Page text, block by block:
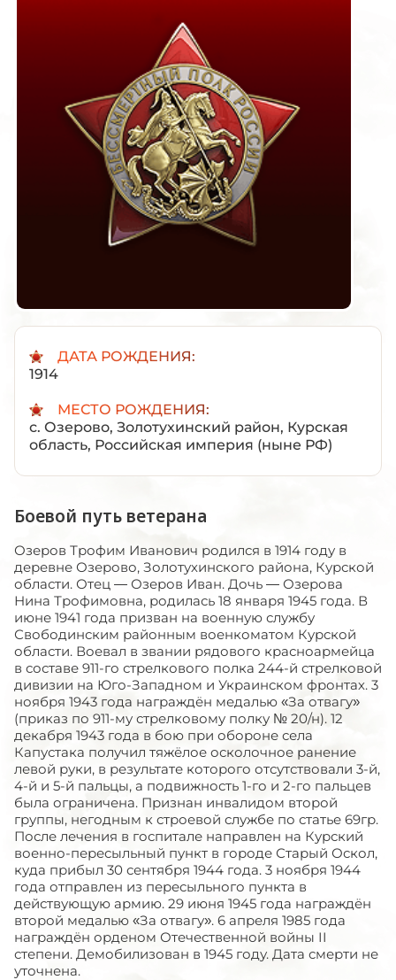
ДАТА РОЖДЕНИЯ:
1914
МЕСТО РОЖДЕНИЯ:
с. Озерово, Золотухинский район, Курская
область, Российская империя (ныне РФ)
Боевой путь ветерана
Озеров Трофим Иванович родился в 1914 году в
деревне Озерово, Золотухинского района, Курской
области. Отец — Озеров Иван. Дочь — Озерова
Нина Трофимовна, родилась 18 января 1945 года. В
июне 1941 года призван на военную службу
Свободинским районным военкоматом Курской
области. Воевал в звании рядового красноармейца
в составе 911-го стрелкового полка 244-й стрелковой
дивизии на Юго-Западном и Украинском фронтах. 3
ноября 1943 года награждён медалью «За отвагу»
(приказ по 911-му стрелковому полку № 20/н). 12
декабря 1943 года в бою при обороне села
Капустака получил тяжёлое осколочное ранение
левой руки, в результате которого отсутствовали 3-й,
4-й и 5-й пальцы, а подвижность 1-го и 2-го пальцев
была ограничена. Признан инвалидом второй
группы, негодным к строевой службе по статье 69гр.
После лечения в госпитале направлен на Курский
военно-пересыльный пункт в городе Старый Оскол,
куда прибыл 30 сентября 1944 года. 3 ноября 1944
года отправлен из пересыльного пункта в
действующую армию. 29 июня 1945 года награждён
второй медалью «За отвагу». 6 апреля 1985 года
награждён орденом Отечественной войны II
степени. Демобилизован в 1945 году. Дата смерти не
уточнена.